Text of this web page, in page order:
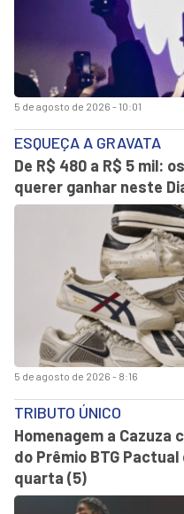
5 de agosto de 2026 - 10:01
5 de agosto de 2026 - 8:16
ESQUEÇA A GRAVATA
De R$ 480 a R$ 5 mil:
querer ganhar neste
TRIBUTO ÚNICO
Homenagem a Cazuza
do Prêmio BTG
quarta (5)